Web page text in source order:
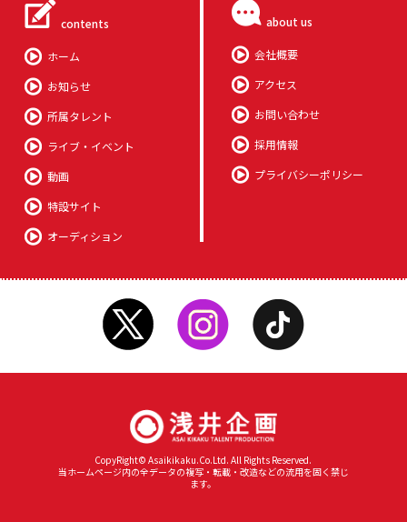
contents
ホーム
お知らせ
所属タレント
ライブ・イベント
動画
特設サイト
オーディション
about us
会社概要
アクセス
お問い合わせ
採用情報
プライバシーポリシー
CopyRight© Asaikikaku.Co.Ltd. All Rights Reserved.
当ホームページ内の全データの複写・転載・改造などの流用を固く禁じ
ます。